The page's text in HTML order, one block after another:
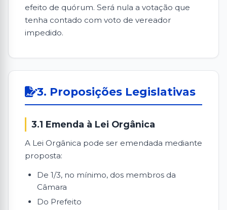
efeito de quórum. Será nula a votação que
tenha contado com voto de vereador
impedido.
3. Proposições Legislativas
3.1 Emenda à Lei Orgânica
A Lei Orgânica pode ser emendada mediante
proposta:
De 1/3, no mínimo, dos membros da
Câmara
Do Prefeito